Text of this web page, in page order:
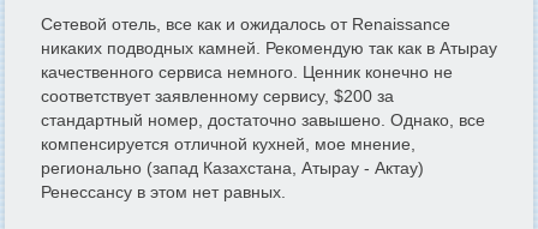
Сетевой отель, все как и ожидалось от Renaissance
никаких подводных камней. Рекомендую так как в Атырау
качественного сервиса немного. Ценник конечно не
соответствует заявленному сервису, $200 за
стандартный номер, достаточно завышено. Однако, все
компенсируется отличной кухней, мое мнение,
регионально (запад Казахстана, Атырау - Актау)
Ренессансу в этом нет равных.